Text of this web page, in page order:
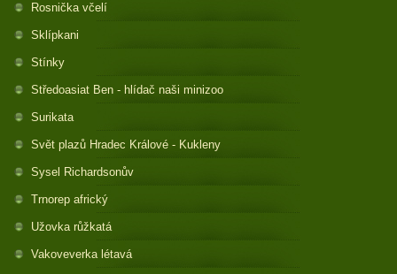
Rosnička včelí
Sklípkani
Stínky
Středoasiat Ben - hlídač naši minizoo
Surikata
Svět plazů Hradec Králové - Kukleny
Sysel Richardsonův
Trnorep africký
Užovka růžkatá
Vakoveverka létavá